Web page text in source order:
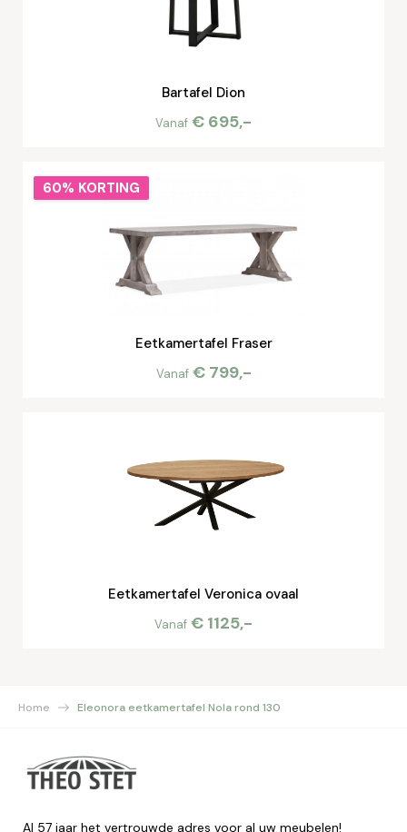
Bartafel Dion
Vanaf € 695,-
Eetkamertafel Fraser
Vanaf € 799,-
60% KORTING
Eetkamertafel Veronica ovaal
Vanaf € 1125,-
Home Eleonora eetkamertafel Nola rond 130
Al 57 jaar het vertrouwde adres voor al uw meubelen!